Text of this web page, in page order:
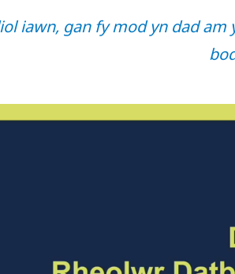
iawn, gan fy mod yn dad